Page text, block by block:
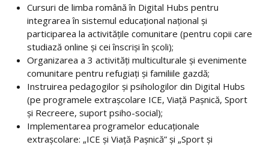
Cursuri de limba română în Digital Hubs pentru
integrarea în sistemul educațional național și
participarea la activitățile comunitare (pentru copii care
studiază online și cei înscriși în școli);
Organizarea a 3 activități multiculturale și evenimente
comunitare pentru refugiați și familiile gazdă;
Instruirea pedagogilor și psihologilor din Digital Hubs
(pe programele extrașcolare ICE, Viață Pașnică, Sport
și Recreere, suport psiho-social);
Implementarea programelor educaționale
extrașcolare: „ICE și Viață Pașnică” și „Sport și